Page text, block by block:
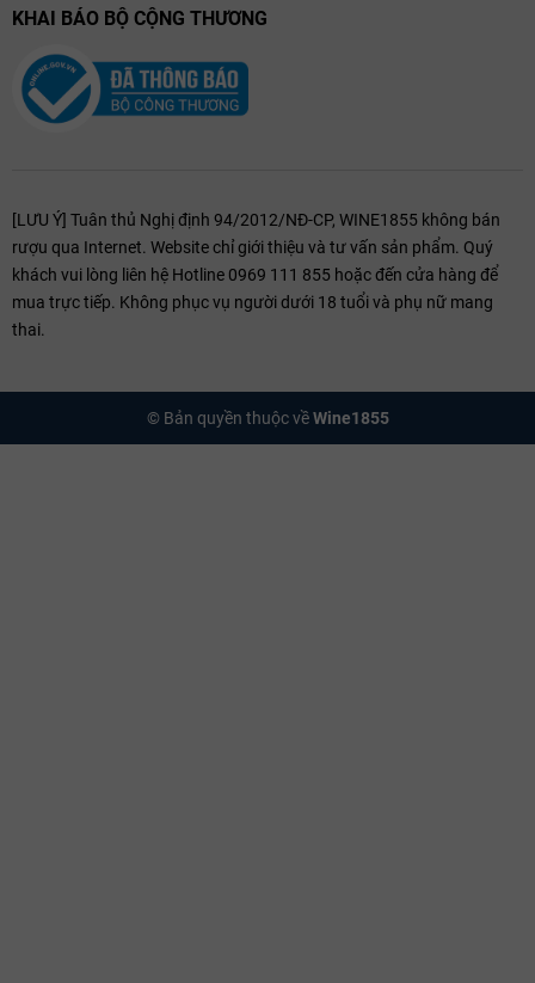
KHAI BÁO BỘ CỘNG THƯƠNG
[LƯU Ý] Tuân thủ Nghị định 94/2012/NĐ-CP, WINE1855 không bán
rượu qua Internet. Website chỉ giới thiệu và tư vấn sản phẩm. Quý
khách vui lòng liên hệ Hotline 0969 111 855 hoặc đến cửa hàng để
mua trực tiếp. Không phục vụ người dưới 18 tuổi và phụ nữ mang
thai.
© Bản quyền thuộc vềWine1855